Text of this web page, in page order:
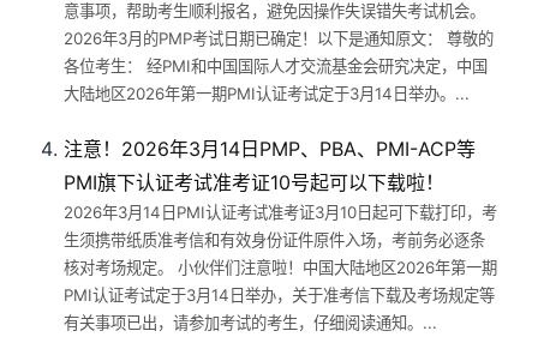
意事项，帮助考生顺利报名，避免因操作失误错失考试机会。
2026年3月的PMP考试日期已确定！以下是通知原文： 尊敬的
各位考生： 经PMI和中国国际人才交流基金会研究决定，中国
大陆地区2026年第一期PMI认证考试定于3月14日举办。...
注意！2026年3月14日PMP、PBA、PMI-ACP等
PMI旗下认证考试准考证10号起可以下载啦！
2026年3月14日PMI认证考试准考证3月10日起可下载打印，考
生须携带纸质准考信和有效身份证件原件入场，考前务必逐条
核对考场规定。 小伙伴们注意啦！中国大陆地区2026年第一期
PMI认证考试定于3月14日举办，关于准考信下载及考场规定等
有关事项已出，请参加考试的考生，仔细阅读通知。...